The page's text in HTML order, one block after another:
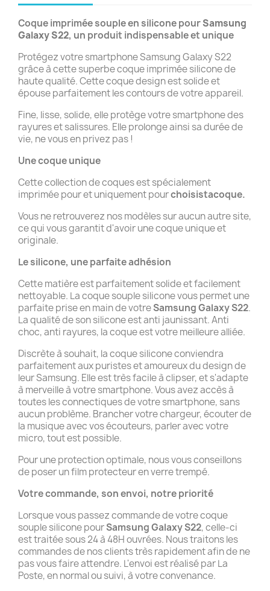
Coque imprimée souple en silicone pourSamsung
Galaxy S22, un produit indispensable et unique
Protégez votre smartphone Samsung Galaxy S22
grâce à cette superbe coque imprimée silicone de
haute qualité. Cette coque design est solide et
épouse parfaitement les contours de votre appareil.
Fine, lisse, solide, elle protège votre smartphone des
rayures et salissures. Elle prolonge ainsi sa durée de
vie, ne vous en privez pas !
Une coque unique
Cette collection de coques est spécialement
imprimée pour et uniquement pourchoisistacoque.
Vous ne retrouverez nos modèles sur aucun autre site,
ce qui vous garantit d'avoir une coque unique et
originale.
Le silicone, une parfaite adhésion
Cette matière est parfaitement solide et facilement
nettoyable. La coque souple silicone vous permet une
parfaite prise en main de votreSamsung Galaxy S22.
La qualité de son silicone est anti jaunissant. Anti
choc, anti rayures, la coque est votre meilleure alliée.
Discrète à souhait, la coque silicone conviendra
parfaitement aux puristes et amoureux du design de
leur Samsung. Elle est très facile à clipser, et s'adapte
à merveille à votre smartphone. Vous avez accès à
toutes les connectiques de votre smartphone, sans
aucun problème. Brancher votre chargeur, écouter de
la musique avec vos écouteurs, parler avec votre
micro, tout est possible.
Pour une protection optimale, nous vous conseillons
de poser un film protecteur en verre trempé.
Votre commande, son envoi, notre priorité
Lorsque vous passez commande de votre coque
souple silicone pourSamsung Galaxy S22, celle-ci
est traitée sous 24 à 48H ouvrées. Nous traitons les
commandes de nos clients très rapidement afin de ne
pas vous faire attendre. L'envoi est réalisé par La
Poste, en normal ou suivi, à votre convenance.